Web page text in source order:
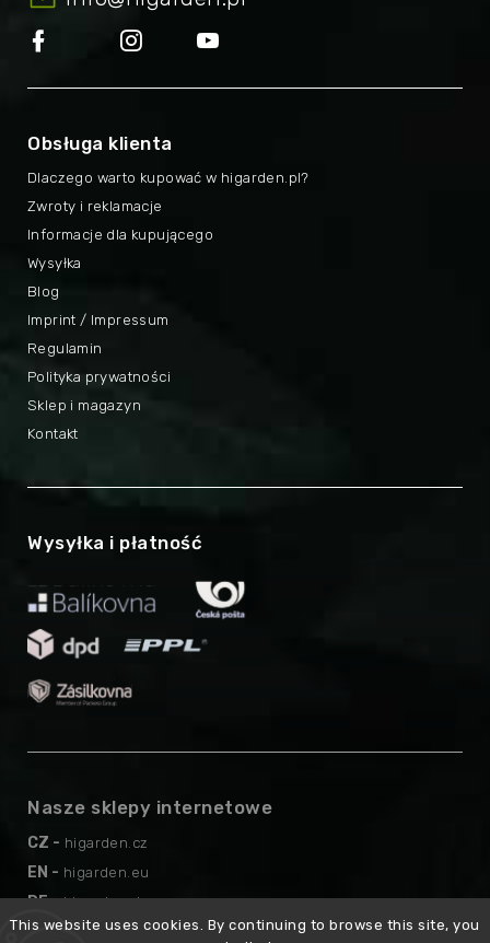
This website uses cookies. By continuing to browse this site, you
Obsługa klienta
Dlaczego warto kupować w higarden.pl?
Imprint / Impressum
Zwroty i reklamacje
Regulamin
Informacje dla kupującego
Polityka prywatności
Wysyłka
Sklep i magazyn
Blog
Kontakt
Wysyłka i płatność
Nasze sklepy internetowe
CZ - higarden.cz
EN - higarden.eu
DE - higarden.de
AT - higarden.at